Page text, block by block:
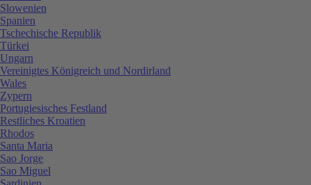
Slowenien
Spanien
Tschechische Republik
Türkei
Ungarn
Vereinigtes Königreich und Nordirland
Wales
Zypern
Portugiesisches Festland
Restliches Kroatien
Rhodos
Santa Maria
Sao Jorge
Sao Miguel